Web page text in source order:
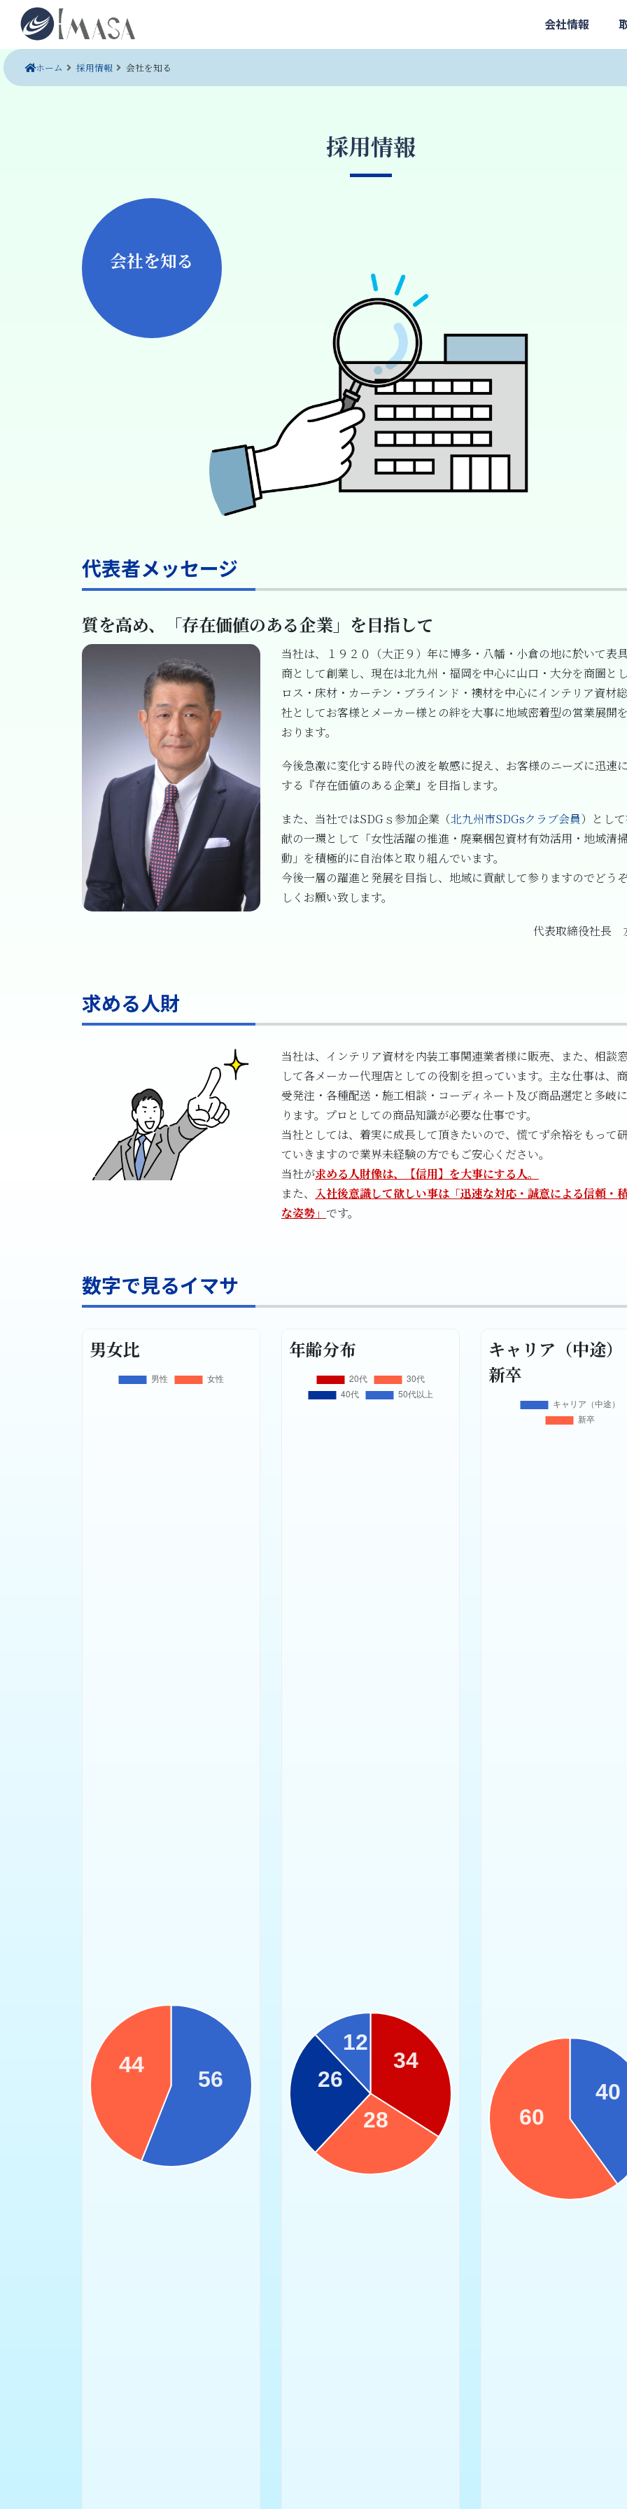
会社情報
ホーム 採用情報 会社を知る
採用情報
会社を知る
代表者メッセージ
質を高め、「存在価値のある企業」を目指して
当社は、１９２０（大正９）年に博多・八幡・小倉の地に於いて表
商として創業し、現在は北九州・福岡を中心に山口・大分を商圏と
ロス・床材・カーテン・ブラインド・襖材を中心にインテリア資材
社としてお客様とメーカー様との絆を大事に地域密着型の営業展開
おります。
今後急激に変化する時代の波を敏感に捉え、お客様のニーズに迅速
する『存在価値のある企業』を目指します。
また、当社ではSDGｓ参加企業（北九州市SDGsクラブ会員）とし
献の一環として「女性活躍の推進・廃棄梱包資材有効活用・地域清
動」を積極的に自治体と取り組んでいます。
今後一層の躍進と発展を目指し、地域に貢献して参りますのでどう
しくお願い致します。
代表取締役社長
求める人財
当社は、インテリア資材を内装工事関連業者様に販売、また、相談
して各メーカー代理店としての役割を担っています。主な仕事は、
受発注・各種配送・施工相談・コーディネート及び商品選定と多岐
ります。プロとしての商品知識が必要な仕事です。
当社としては、着実に成長して頂きたいので、慌てず余裕をもって
ていきますので業界未経験の方でもご安心ください。
当社が求める人財像は、【信用】を大事にする人。
また、 入社後意識して欲しい事は「迅速な対応・誠意による信頼・
な姿勢」 です。
数字で見るイマサ
男女比 年齢分布
キャリア（中途
新卒